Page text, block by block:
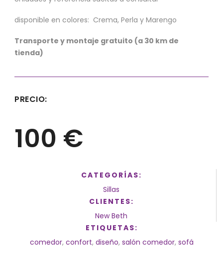
disponible en colores: Crema, Perla y Marengo
Transporte y montaje gratuito (a 30 km de
tienda)
PRECIO:
100 €
CATEGORÍAS:
Sillas
CLIENTES:
New Beth
ETIQUETAS:
comedor, confort, diseño, salón comedor, sofá